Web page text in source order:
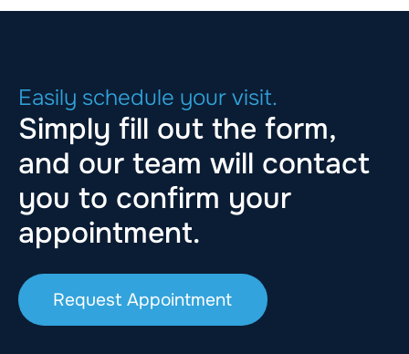
Easily schedule your visit.
Simply fill out the form,
and our team will contact
you to confirm your
appointment.
Request Appointment